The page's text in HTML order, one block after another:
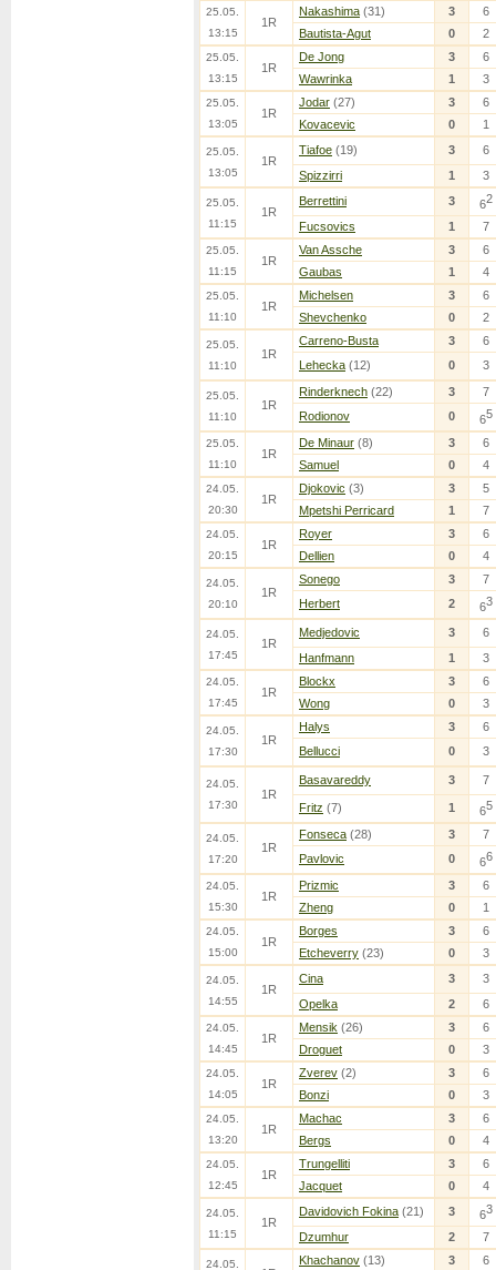
25.05.
13:15
1R
Nakashima (31) 3
6
Bautista-Agut
0 2
25.05.
13:15
1R
De Jong 3
6
Wawrinka
1 3
25.05.
13:05
1R
Jodar (27) 3
6
Kovacevic
0 1
25.05.
13:05
1R
Tiafoe (19) 3
6
Spizzirri
1 3
25.05.
11:15
1R
Berrettini 3 62
Fucsovics 1 7
25.05.
11:15
1R
Van Assche 3
6
Gaubas
1 4
25.05.
11:10
1R
Michelsen 3
6
Shevchenko
0 2
25.05.
11:10
1R
Carreno-Busta 3
6
Lehecka (12) 0 3
25.05.
11:10
1R
Rinderknech (22) 3
7
Rodionov
0 65
25.05.
11:10
1R
De Minaur (8) 3
6
Samuel
0 4
24.05.
20:30
1R
Djokovic (3) 3
5
Mpetshi Perricard
1 7
24.05.
20:15
1R
Royer 3
6
Dellien
0 4
24.05.
20:10
1R
Sonego 3
7
Herbert
2 63
24.05.
17:45
1R
Medjedovic 3
6
Hanfmann
1 3
24.05.
17:45
1R
Blockx 3
6
Wong
0 3
24.05.
17:30
1R
Halys 3
6
Bellucci
0 3
24.05.
17:30
1R
Basavareddy 3 7
Fritz (7) 1 65
24.05.
17:20
1R
Fonseca (28) 3
7
Pavlovic
0 66
24.05.
15:30
1R
Prizmic 3
6
Zheng
0 1
24.05.
15:00
1R
Borges 3
6
Etcheverry (23) 0 3
24.05.
14:55
1R
Cina 3
3
Opelka
2 6
24.05.
14:45
1R
Mensik (26) 3
6
Droguet
0 3
24.05.
14:05
1R
Zverev (2) 3
6
Bonzi
0 3
24.05.
13:20
1R
Machac 3
6
Bergs
0 4
24.05.
12:45
1R
Trungelliti 3
6
Jacquet
0 4
24.05.
11:15
1R
Davidovich Fokina (21) 3 63
Dzumhur 2 7
24.05.
Khachanov (13) 3
6